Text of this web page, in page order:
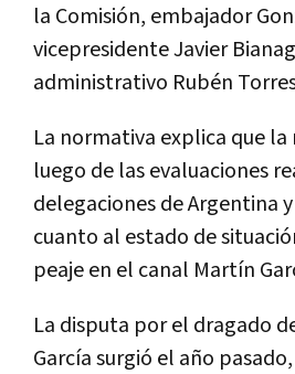
la Comisión, embajador
vicepresidente Javier
administrativo Rubén
La normativa explica que
luego de las evaluaciones
delegaciones de Argentina
cuanto al estado de
peaje en el canal Martín
La disputa por el dragado
García surgió el año